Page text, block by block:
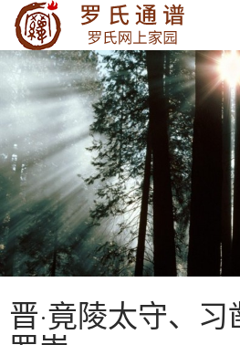
SKIP TO CONTENT
晋·竟陵太守、